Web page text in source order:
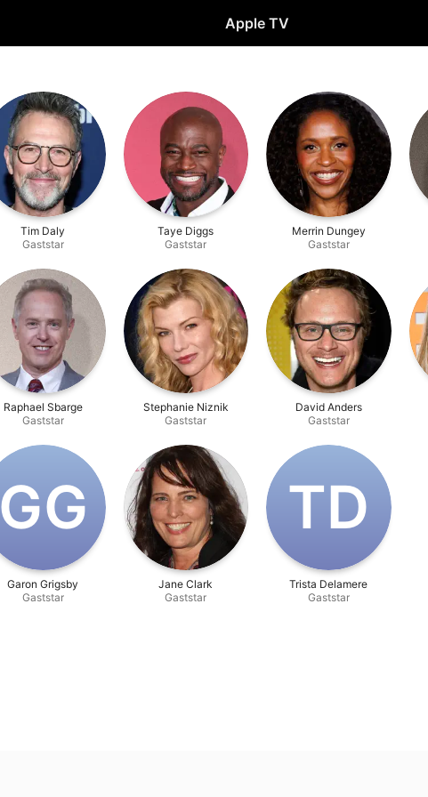
Apple TV
Tim Daly
Gaststar
Taye Diggs
Gaststar
Merrin Dungey
Gaststar
Raphael Sbarge
Gaststar
Stephanie Niznik
Gaststar
David Anders
Gaststar
G‌G
Garon Grigsby
Gaststar
Jane Clark
Gaststar
T‌D
Trista Delamere
Gaststar